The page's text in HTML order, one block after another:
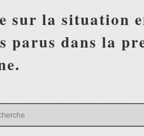
sur la situation
dans la